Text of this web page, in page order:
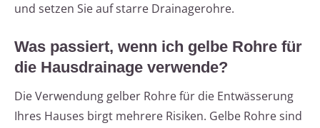
und setzen Sie auf starre Drainagerohre.
Was passiert, wenn ich gelbe Rohre für
die Hausdrainage verwende?
Die Verwendung gelber Rohre für die Entwässerung
Ihres Hauses birgt mehrere Risiken. Gelbe Rohre sind